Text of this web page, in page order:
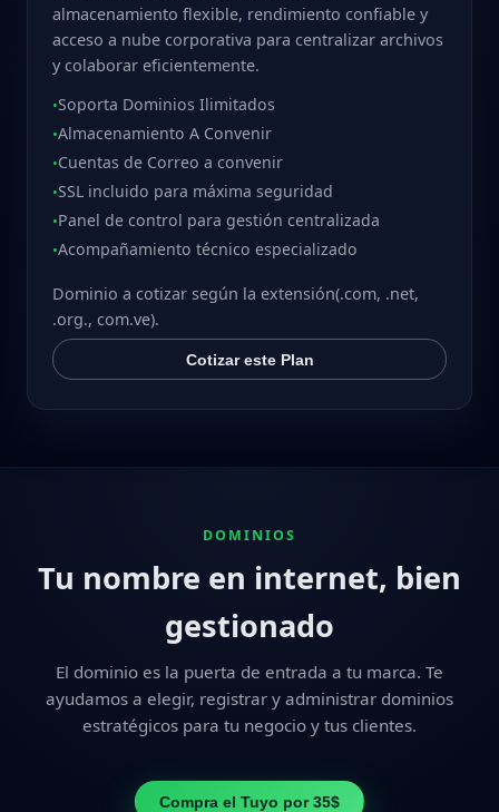
almacenamiento flexible, rendimiento confiable y
acceso a nube corporativa para centralizar archivos
y colaborar eficientemente.
•Soporta Dominios Ilimitados
•Almacenamiento A Convenir
•Cuentas de Correo a convenir
•SSL incluido para máxima seguridad
•Panel de control para gestión centralizada
•Acompañamiento técnico especializado
Dominio a cotizar según la extensión(.com, .net,
.org., com.ve).
Cotizar este Plan
DOMINIOS
Tu nombre en internet, bien
gestionado
El dominio es la puerta de entrada a tu marca. Te
ayudamos a elegir, registrar y administrar dominios
estratégicos para tu negocio y tus clientes.
Compra el Tuyo por 35$